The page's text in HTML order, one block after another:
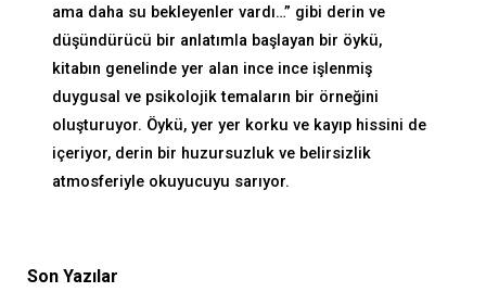
ama daha su bekleyenler vardı…” gibi derin ve
düşündürücü bir anlatımla başlayan bir öykü,
kitabın genelinde yer alan ince ince işlenmiş
duygusal ve psikolojik temaların bir örneğini
oluşturuyor. Öykü, yer yer korku ve kayıp hissini de
içeriyor, derin bir huzursuzluk ve belirsizlik
atmosferiyle okuyucuyu sarıyor.
Son Yazılar